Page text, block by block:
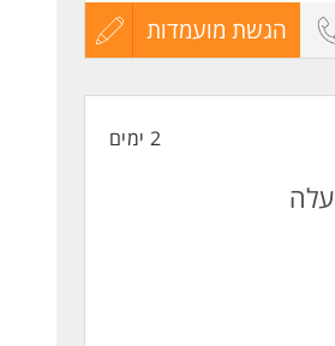
הגשת מועמדות
עדכון
2 ימים